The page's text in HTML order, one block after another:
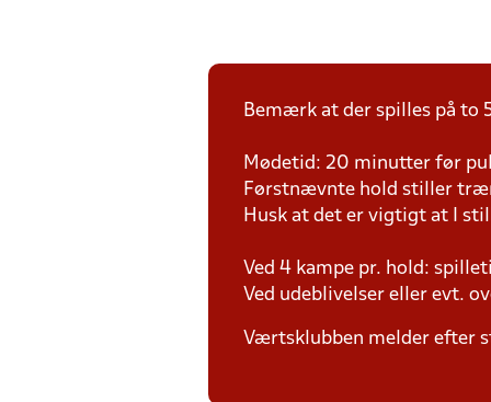
Bemærk at der spilles på to
Mødetid: 20 minutter før
Førstnævnte hold stiller
Husk at det er vigtigt at I
Ved 4 kampe pr. hold:
Ved udeblivelser eller evt.
Værtsklubben melder efter